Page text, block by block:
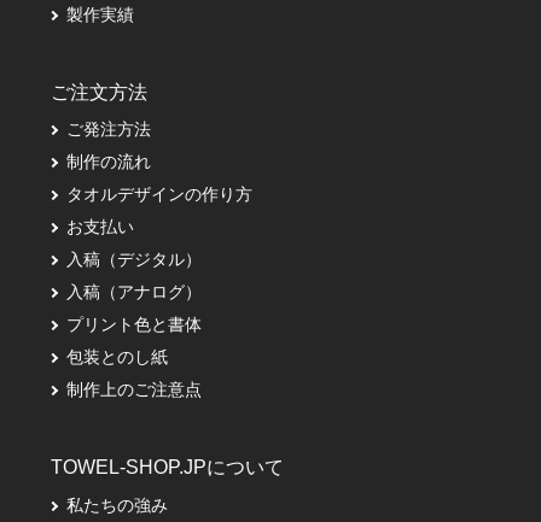
製作実績
ご注文方法
ご発注方法
制作の流れ
タオルデザインの作り方
お支払い
入稿（デジタル）
入稿（アナログ）
プリント色と書体
包装とのし紙
制作上のご注意点
TOWEL-SHOP.JPについて
私たちの強み